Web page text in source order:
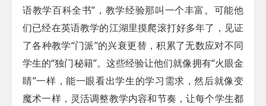
语教学百科全书”，教学经验那叫一个丰富。可能他
们已经在英语教学的江湖里摸爬滚打好多年了，见证
了各种教学“门派”的兴衰更替，积累了无数应对不同
学生的“独门秘籍”。这些经验让他们就像拥有“火眼金
睛”一样，能一眼看出学生的学习需求，然后就像变
魔术一样，灵活调整教学内容和节奏，让每个学生都